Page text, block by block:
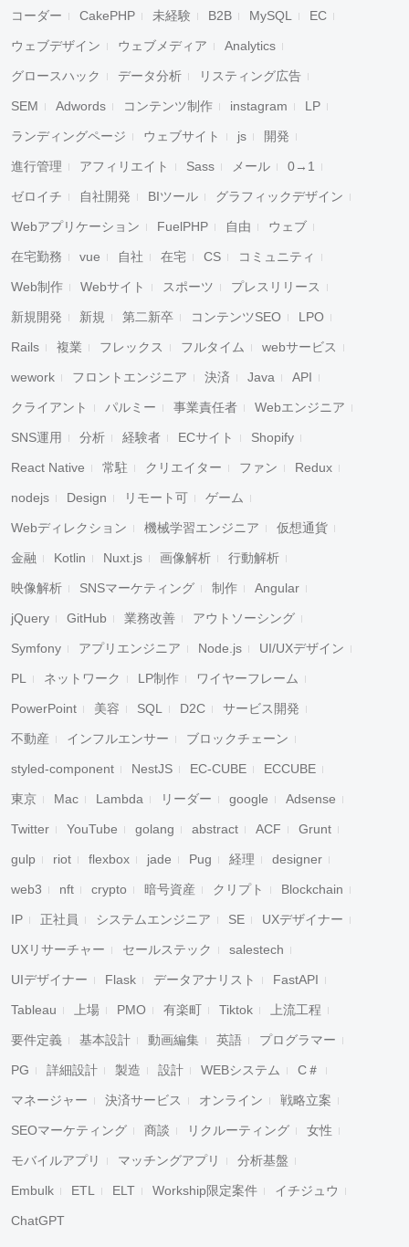
コーダー CakePHP 未経験 B2B MySQL EC
ウェブデザイン ウェブメディア Analytics
グロースハック データ分析 リスティング広告
SEM Adwords コンテンツ制作 instagram LP
ランディングページ ウェブサイト js 開発
進行管理 アフィリエイト Sass メール 0→1
ゼロイチ 自社開発 BIツール グラフィックデザイン
Webアプリケーション FuelPHP 自由 ウェブ
在宅勤務 vue 自社 在宅 CS コミュニティ
Web制作 Webサイト スポーツ プレスリリース
新規開発 新規 第二新卒 コンテンツSEO LPO
Rails 複業 フレックス フルタイム webサービス
wework フロントエンジニア 決済 Java API
クライアント パルミー 事業責任者 Webエンジニア
SNS運用 分析 経験者 ECサイト Shopify
React Native 常駐 クリエイター ファン Redux
nodejs Design リモート可 ゲーム
Webディレクション 機械学習エンジニア 仮想通貨
金融 Kotlin Nuxt.js 画像解析 行動解析
映像解析 SNSマーケティング 制作 Angular
jQuery GitHub 業務改善 アウトソーシング
Symfony アプリエンジニア Node.js UI/UXデザイン
PL ネットワーク LP制作 ワイヤーフレーム
PowerPoint 美容 SQL D2C サービス開発
不動産 インフルエンサー ブロックチェーン
styled-component NestJS EC-CUBE ECCUBE
東京 Mac Lambda リーダー google Adsense
Twitter YouTube golang abstract ACF Grunt
gulp riot flexbox jade Pug 経理 designer
web3 nft crypto 暗号資産 クリプト Blockchain
IP 正社員 システムエンジニア SE UXデザイナー
UXリサーチャー セールステック salestech
UIデザイナー Flask データアナリスト FastAPI
Tableau 上場 PMO 有楽町 Tiktok 上流工程
要件定義 基本設計 動画編集 英語 プログラマー
PG 詳細設計 製造 設計 WEBシステム C＃
マネージャー 決済サービス オンライン 戦略立案
SEOマーケティング 商談 リクルーティング 女性
モバイルアプリ マッチングアプリ 分析基盤
Embulk ETL ELT Workship限定案件 イチジュウ
ChatGPT